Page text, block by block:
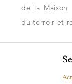
de la Maison
du terroir et